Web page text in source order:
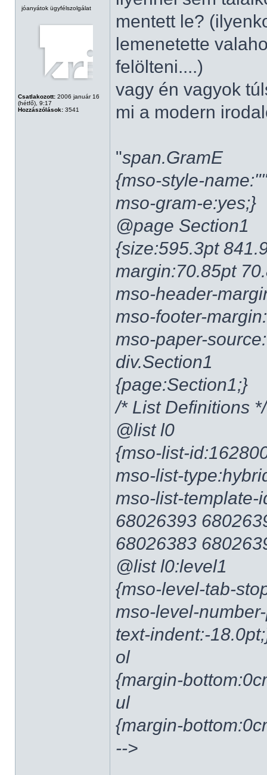
jóanyátok ügyfélszolgálat
Csatlakozott: 2006 január 16
(hétfő), 9:17
Hozzászólások: 3541
mentett le?
lemenetette
felölteni....)
vagy én vagyok
mi a modern
"span.GramE
{mso-style-
mso-gram-e:yes;}
@page Section1
{size:595.3pt
margin:70.85pt
mso-header-
mso-footer-
mso-paper-
div.Section1
{page:Section1;}
/* List Definitions */
@list l0
{mso-list-
mso-list-
mso-list-template-
68026393
68026383
@list l0:level1
{mso-level-tab-
mso-level-
text-indent:-
ol
{margin-
ul
{margin-
-->